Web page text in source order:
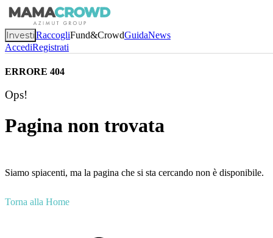
InvestiRaccogliFund&CrowdGuidaNews
AccediRegistrati
ERRORE 404
Ops!
Pagina non trovata
Siamo spiacenti, ma la pagina che si sta cercando non è disponibile.
Torna alla Home